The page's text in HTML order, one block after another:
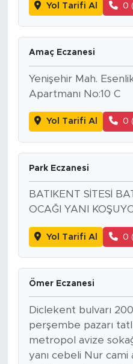
Yol Tarifi Al 0
Amaç Eczanesi
Yenişehir Mah.
Apartmanı No:10 C
Yol Tarifi Al 0
Park Eczanesi
BATIKENT SİTESİ
OCAĞI YANI
Yol Tarifi Al 0
Ömer Eczanesi
Diclekent bulvarı
perşembe pazarı
metropol avize
yanı cebeli Nur cami